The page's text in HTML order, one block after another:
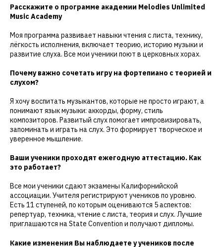
Расскажите о программе академии Melodies Unlimited
Music Academy
Моя программа развивает навыки чтения с листа, технику,
лёгкость исполнения, включает теорию, историю музыки и
развитие слуха. Все мои ученики поют в церковных хорах.
Почему важно сочетать игру на фортепиано с теорией и
слухом?
Я хочу воспитать музыкантов, которые не просто играют, а
понимают язык музыки: аккорды, форму, стиль
композиторов. Развитый слух помогает импровизировать,
запоминать и играть на слух. Это формирует творческое и
уверенное мышление.
Ваши ученики проходят ежегодную аттестацию. Как
это работает?
Все мои ученики сдают экзамены Калифорнийской
ассоциации. Учителя регистрируют учеников по уровню.
Есть 11 ступеней, по которым оцениваются 5 аспектов:
репертуар, техника, чтение с листа, теория и слух. Лучшие
приглашаются на State Convention и получают дипломы.
Какие изменения Вы наблюдаете у учеников после